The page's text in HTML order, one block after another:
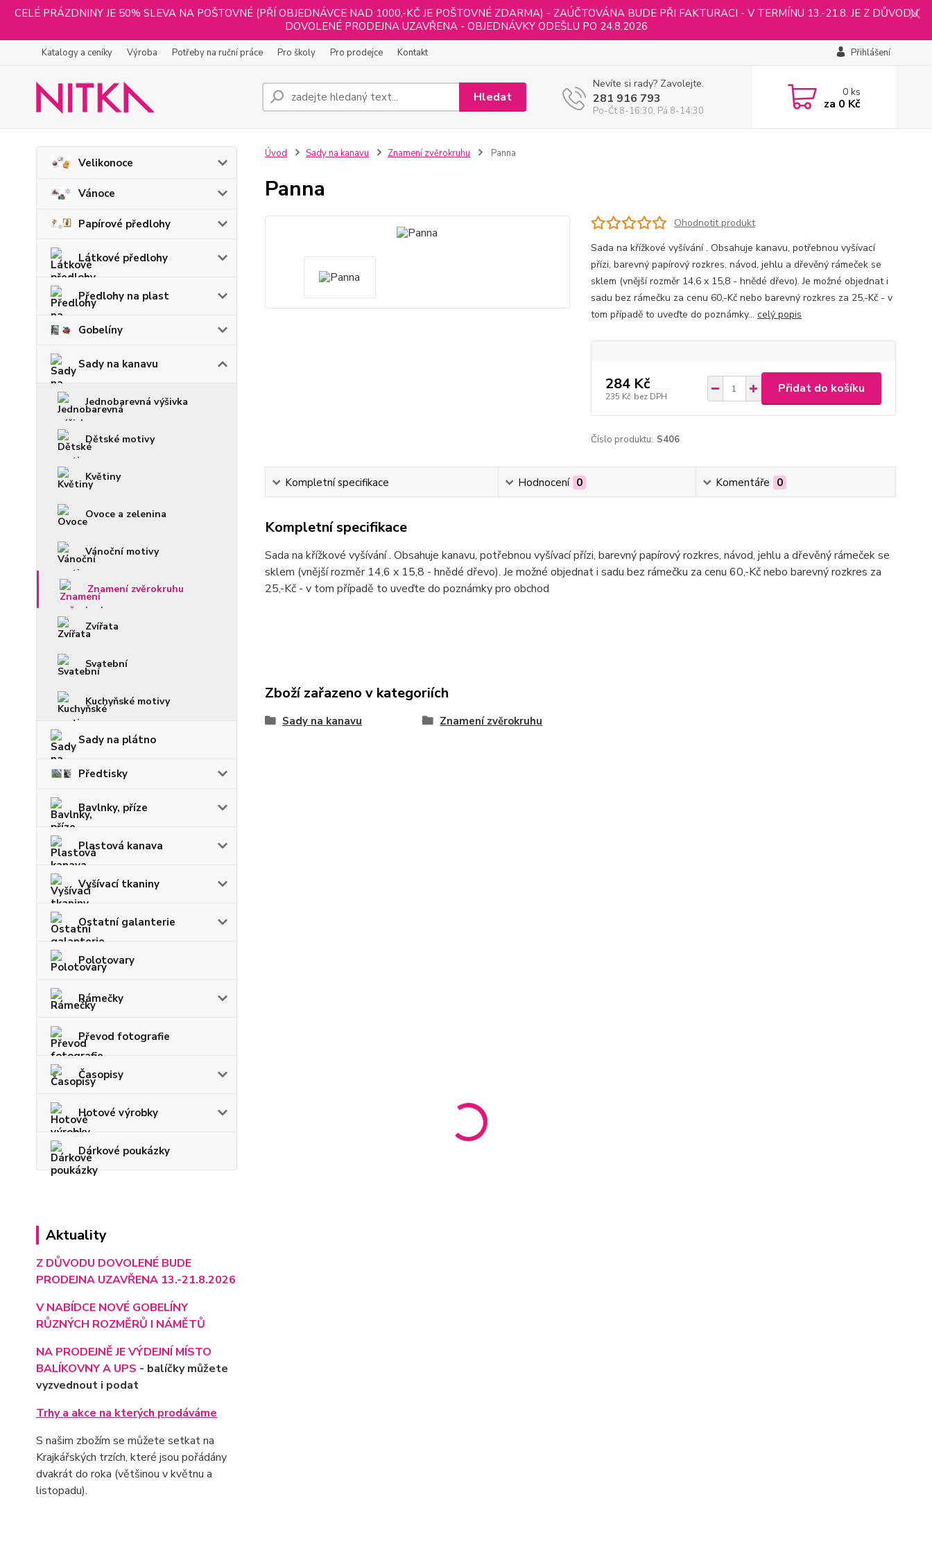
CELÉ PRÁZDNINY JE 50% SLEVA NA POŠTOVNÉ (PŘÍ OBJEDNÁVCE NAD 1000,-KČ JE POŠTOVNÉ ZDARMA) - ZAÚČTOVÁNA BUDE PŘI FAKTURACI - V TERMÍNU 13.-21.8. JE Z DŮVODU
DOVOLENÉ PRODEJNA UZAVŘENA - OBJEDNÁVKY ODEŠLU PO 24.8.2026
Katalogy a ceníky Výroba Potřeby na ruční práce Pro školy Pro prodejce Kontakt Přihlášení
Hledat
Nevíte si rady? Zavolejte.
281 916 793
Po-Čt 8-16:30, Pá 8-14:30
0ks
za 0 Kč
Velikonoce
Vánoce
Papírové předlohy
Látkové předlohy
Předlohy na plast
Gobelíny
Sady na kanavu
Jednobarevná výšivka
Dětské motivy
Květiny
Ovoce a zelenina
Vánoční motivy
Znamení zvěrokruhu
Zvířata
Svatební
Kuchyňské motivy
Sady na plátno
Předtisky
Bavlnky, příze
Plastová kanava
Vyšívací tkaniny
Ostatní galanterie
Polotovary
Rámečky
Převod fotografie
Časopisy
Hotové výrobky
Dárkové poukázky
Aktuality
Z DŮVODU DOVOLENÉ BUDE
PRODEJNA UZAVŘENA 13.-21.8.2026
V NABÍDCE NOVÉ GOBELÍNY
RŮZNÝCH ROZMĚRŮ I NÁMĚTŮ
NA PRODEJNĚ JE VÝDEJNÍ MÍSTO
BALÍKOVNY A UPS - balíčky můžete
vyzvednout i podat
Trhy a akce na kterých prodáváme
S našim zbožím se můžete setkat na
Krajkářských trzích, které jsou pořádány
dvakrát do roka (většinou v květnu a
listopadu).
Úvod Sady na kanavu Znamení zvěrokruhu Panna
Panna
Ohodnotit produkt
Sada na křížkové vyšívání . Obsahuje kanavu, potřebnou vyšívací
přízi, barevný papírový rozkres, návod, jehlu a dřevěný rámeček se
sklem (vnější rozměr 14,6 x 15,8 - hnědé dřevo). Je možné objednat i
sadu bez rámečku za cenu 60,-Kč nebo barevný rozkres za 25,-Kč - v
tom případě to uveďte do poznámky... celý popis
284 Kč
235 Kč bez DPH
Přidat do košíku
Číslo produktu: S406
Kompletní specifikace Hodnocení 0 Komentáře 0
Kompletní specifikace
Sada na křížkové vyšívání . Obsahuje kanavu, potřebnou vyšívací přízi, barevný papírový rozkres, návod, jehlu a dřevěný rámeček se
sklem (vnější rozměr 14,6 x 15,8 - hnědé dřevo). Je možné objednat i sadu bez rámečku za cenu 60,-Kč nebo barevný rozkres za
25,-Kč - v tom případě to uveďte do poznámky pro obchod
Zboží zařazeno v kategoriích
Sady na kanavu Znamení zvěrokruhu